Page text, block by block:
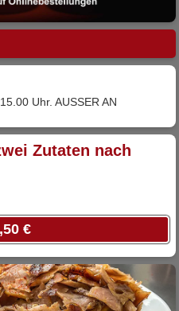
Uhr. AUSSER AN
Zutaten nach
€